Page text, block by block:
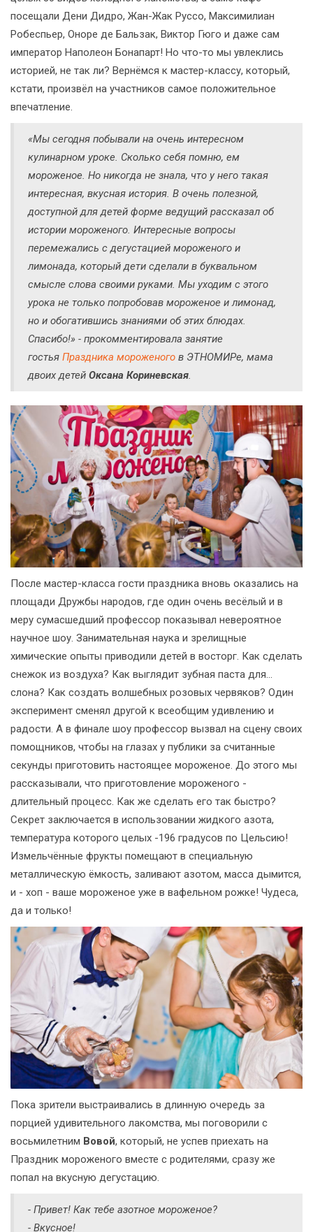
посещали Дени Дидро, Жан-Жак Руссо, Максимилиан
Робеспьер, Оноре де Бальзак, Виктор Гюго и даже сам
император Наполеон Бонапарт! Но что-то мы увлеклись
историей, не так ли? Вернёмся к мастер-классу, который,
кстати, произвёл на участников самое положительное
впечатление.
«Мы сегодня побывали на очень интересном
кулинарном уроке. Сколько себя помню, ем
мороженое. Но никогда не знала, что у него такая
интересная, вкусная история. В очень полезной,
доступной для детей форме ведущий рассказал об
истории мороженого. Интересные вопросы
перемежались с дегустацией мороженого и
лимонада, который дети сделали в буквальном
смысле слова своими руками. Мы уходим с этого
урока не только попробовав мороженое и лимонад,
но и обогатившись знаниями об этих блюдах.
Спасибо!» - прокомментировала занятие
гостья Праздника мороженого в ЭТНОМИРе, мама
двоих детей Оксана Кориневская.
После мастер-класса гости праздника вновь оказались на
площади Дружбы народов, где один очень весёлый и в
меру сумасшедший профессор показывал невероятное
научное шоу. Занимательная наука и зрелищные
химические опыты приводили детей в восторг. Как сделать
снежок из воздуха? Как выглядит зубная паста для…
слона? Как создать волшебных розовых червяков? Один
эксперимент сменял другой к всеобщим удивлению и
радости. А в финале шоу профессор вызвал на сцену своих
помощников, чтобы на глазах у публики за считанные
секунды приготовить настоящее мороженое. До этого мы
рассказывали, что приготовление мороженого -
длительный процесс. Как же сделать его так быстро?
Секрет заключается в использовании жидкого азота,
температура которого целых -196 градусов по Цельсию!
Измельчённые фрукты помещают в специальную
металлическую ёмкость, заливают азотом, масса дымится,
и - хоп - ваше мороженое уже в вафельном рожке! Чудеса,
да и только!
Пока зрители выстраивались в длинную очередь за
порцией удивительного лакомства, мы поговорили с
восьмилетним Вовой, который, не успев приехать на
Праздник мороженого вместе с родителями, сразу же
попал на вкусную дегустацию.
- Привет! Как тебе азотное мороженое?
- Вкусное!